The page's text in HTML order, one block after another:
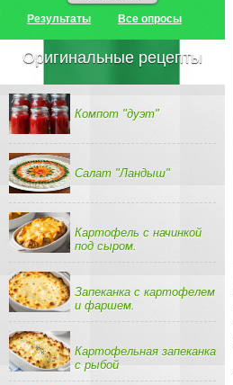
Результаты Все опросы
Оригинальные рецепты
Компот "дуэт"
Салат "Ландыш"
Картофель с начинкой
под сыром.
Запеканка с картофелем
и фаршем.
Картофельная запеканка
с рыбой